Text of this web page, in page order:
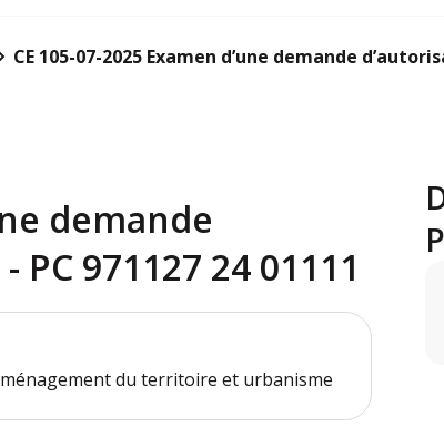
CE 105-07-2025 Examen d’une demande
demande
971127 24 01111
du territoire et urbanisme